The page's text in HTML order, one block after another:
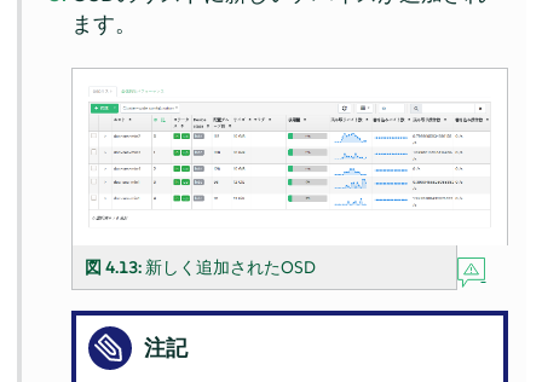
ます。
図 4.13: 新しく追加されたOSD
注記